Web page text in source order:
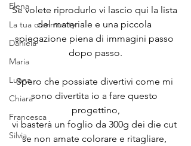
Elena
La tua community
Daniela
Maria
Luana
Chiara
Francesca
Silvia
Se volete riprodurlo vi lascio qui la lista
del materiale e una piccola
spiegazione piena di immagini passo
dopo passo.
Spero che possiate divertivi come mi
sono divertita io a fare questo
progettino,
vi basterà un foglio da 300g dei die cut
se non amate colorare e ritagliare,